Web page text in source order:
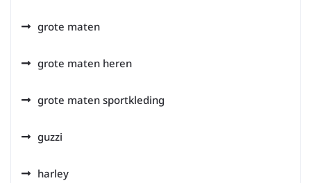
grote maten
grote maten heren
grote maten sportkleding
guzzi
harley